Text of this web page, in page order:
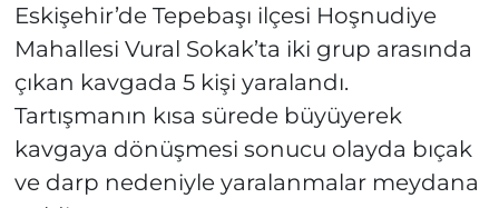
Eskişehir’de Tepebaşı ilçesi Hoşnudiye
Mahallesi Vural Sokak’ta iki grup arasında
çıkan kavgada 5 kişi yaralandı.
Tartışmanın kısa sürede büyüyerek
kavgaya dönüşmesi sonucu olayda bıçak
ve darp nedeniyle yaralanmalar meydana